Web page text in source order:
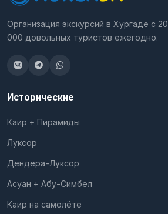
Организация экскурсий в Хургаде с
000 довольных туристов ежегодно.
Исторические
Каир + Пирамиды
Луксор
Дендера-Луксор
Асуан + Абу-Симбел
Каир на самолёте